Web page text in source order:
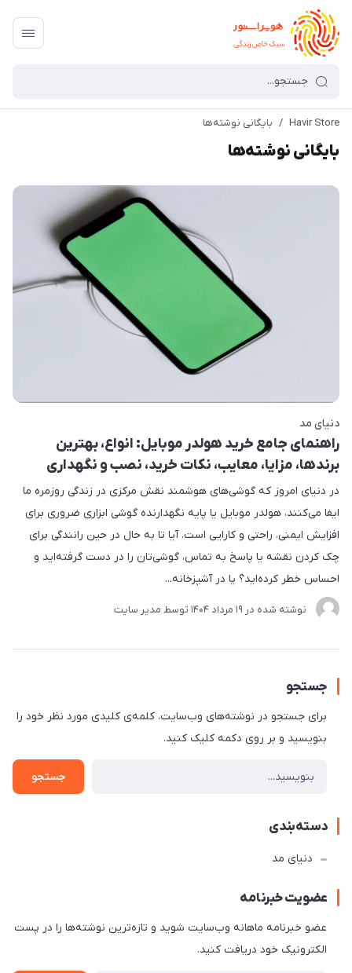
Havir Store
/ بایگانی نوشته‌ها
بایگانی نوشته‌ها
دنیای مد
راهنمای جامع خرید هولدر موبایل: انواع، بهترین
برندها، مزایا، معایب، نکات خرید، نصب و نگهداری
در دنیای امروز که گوشی‌های هوشمند نقش مرکزی در زندگی روزمره ما
ایفا می‌کنند، هولدر موبایل یا پایه نگهدارنده گوشی ابزاری ضروری برای
افزایش ایمنی، راحتی و کارایی است. آیا تا به حال در حین رانندگی برای
چک کردن نقشه یا پاسخ به تماس، گوشی‌تان را در دست گرفته‌اید و
احساس خطر کرده‌اید؟ یا در آشپزخانه...
نوشته شده در 19 مرداد 1404 توسط مدیر سایت
جستجو
برای جستجو در نوشته‌های وب‌سایت، کلمه‌ی کلیدی مورد نظر خود را
بنویسید و بر روی دکمه کلیک کنید.
جستجو
دسته‌بندی
دنیای مد
عضویت خبرنامه
عضو خبرنامه ماهانه وب‌سایت شوید و تازه‌ترین نوشته‌ها را در پست
الکترونیک خود دریافت کنید.